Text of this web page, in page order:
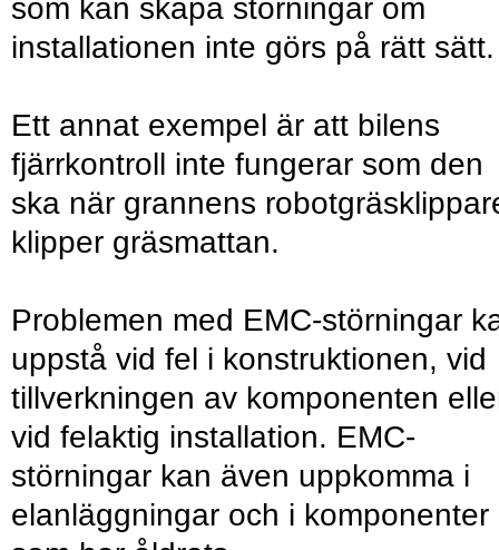
som kan skapa störningar om
installationen inte görs på rätt sätt.
Ett annat exempel är att bilens
fjärrkontroll inte fungerar som den
ska när grannens
klipper gräsmattan.
Problemen med EMC-störningar
uppstå vid fel i konstruktionen, vid
tillverkningen av komponenten
vid felaktig installation. EMC-
störningar kan även uppkomma i
elanläggningar och i komponenter